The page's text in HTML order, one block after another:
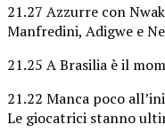
21.27 Azzurre con
Manfredini, Adigwe e
21.25 A Brasilia è il
21.22 Manca poco
Le giocatrici stanno